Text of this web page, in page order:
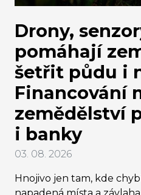
Drony,
pomáhají
šetřit půdu i
Financování
zemědělství
i banky
03. 08. 2026
Hnojivo jen tam, kde
napadená místa a